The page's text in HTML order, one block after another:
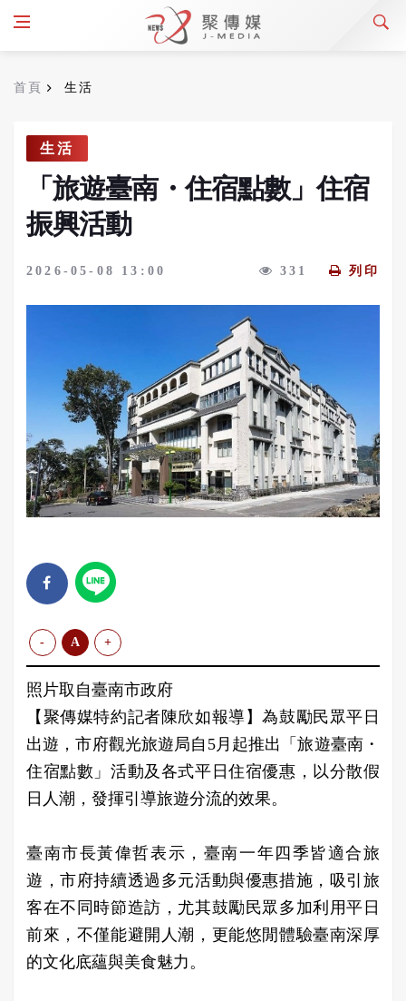
首頁 生活
生活
「旅遊臺南・住宿點數」住宿
振興活動
2026-05-08 13:00 331 列印
- A +
照片取自臺南市政府
【聚傳媒特約記者陳欣如報導】為鼓勵民眾平日
出遊，市府觀光旅遊局自5月起推出「旅遊臺南・
住宿點數」活動及各式平日住宿優惠，以分散假
日人潮，發揮引導旅遊分流的效果。
臺南市長黃偉哲表示，臺南一年四季皆適合旅
遊，市府持續透過多元活動與優惠措施，吸引旅
客在不同時節造訪，尤其鼓勵民眾多加利用平日
前來，不僅能避開人潮，更能悠閒體驗臺南深厚
的文化底蘊與美食魅力。